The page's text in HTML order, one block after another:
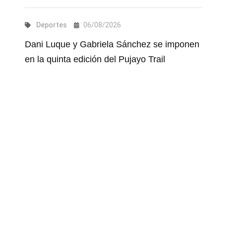
Deportes 06/08/2026
Dani Luque y Gabriela Sánchez se imponen
en la quinta edición del Pujayo Trail